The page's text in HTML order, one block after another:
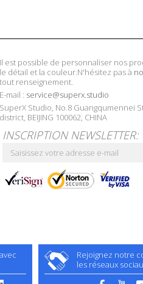
Il est possible de personnaliser nos
le détail et la couleur.N'hésitez pas à
tout renseignement.
E-mail : service@superx.studio
SuperX Studio, No.8 Guangqumennei
district, BEIJING 100062, CHINA
INSCRIPTION NEWSLETTER:
Rejoignez notre
les réseaux